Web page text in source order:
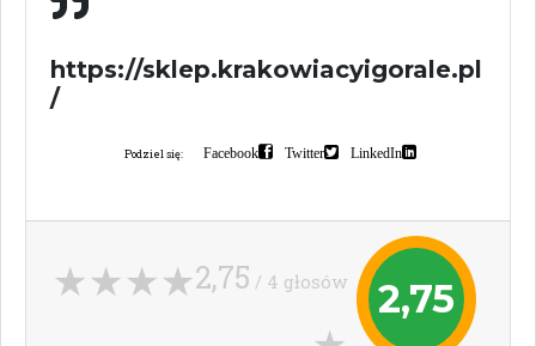
https://sklep.krakowiacyigorale.pl
/
Podziel się: Facebook Twitter LinkedIn
2,75
2,75 / 4 głosów